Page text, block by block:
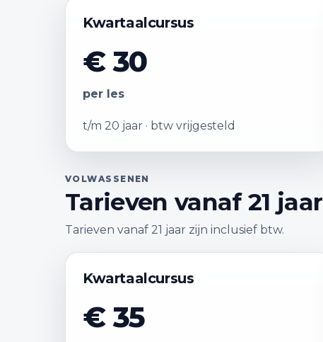
Kwartaalcursus
€ 30
per les
t/m 20 jaar · btw vrijgesteld
VOLWASSENEN
Tarieven vanaf 21 jaar
Tarieven vanaf 21 jaar zijn inclusief btw.
Kwartaalcursus
€ 35